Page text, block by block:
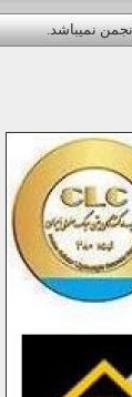
نمیباشد.